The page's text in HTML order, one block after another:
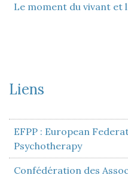
Le moment du vivant et
Liens
EFPP : European
Psychotherapy
Confédération des